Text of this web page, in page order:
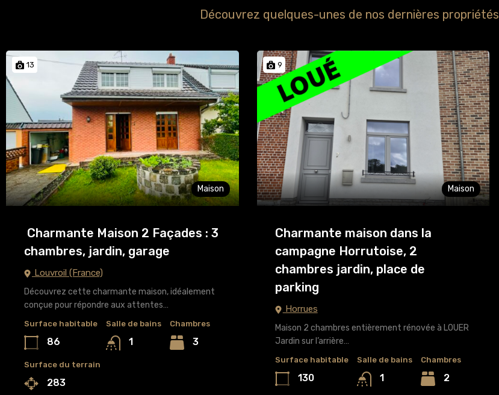
Découvrez quelques-unes de nos dernières propriétés
13
Maison
Charmante Maison 2 Façades : 3
chambres, jardin, garage
Louvroil (France)
Découvrez cette charmante maison, idéalement
conçue pour répondre aux attentes…
Surface habitable
86
Salle de bains
1
Chambres
3
Surface du terrain
283
9
Maison
Charmante maison dans la
campagne Horrutoise, 2
chambres jardin, place de
parking
Horrues
Maison 2 chambres entièrement rénovée à LOUER
Jardin sur l’arrière…
Surface habitable
130
Salle de bains
1
Chambres
2